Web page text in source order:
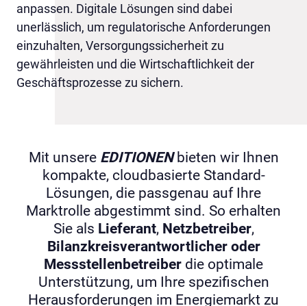
anpassen. Digitale Lösungen sind dabei
unerlässlich, um regulatorische Anforderungen
einzuhalten, Versorgungssicherheit zu
gewährleisten und die Wirtschaftlichkeit der
Geschäftsprozesse zu sichern.
Mit unsere EDITIONENbieten wir Ihnen
kompakte, cloudbasierte Standard-
Lösungen, die passgenau auf Ihre
Marktrolle abgestimmt sind. So erhalten
Sie als Lieferant, Netzbetreiber,
Bilanzkreisverantwortlicher oder
Messstellenbetreiber die optimale
Unterstützung, um Ihre spezifischen
Herausforderungen im Energiemarkt zu